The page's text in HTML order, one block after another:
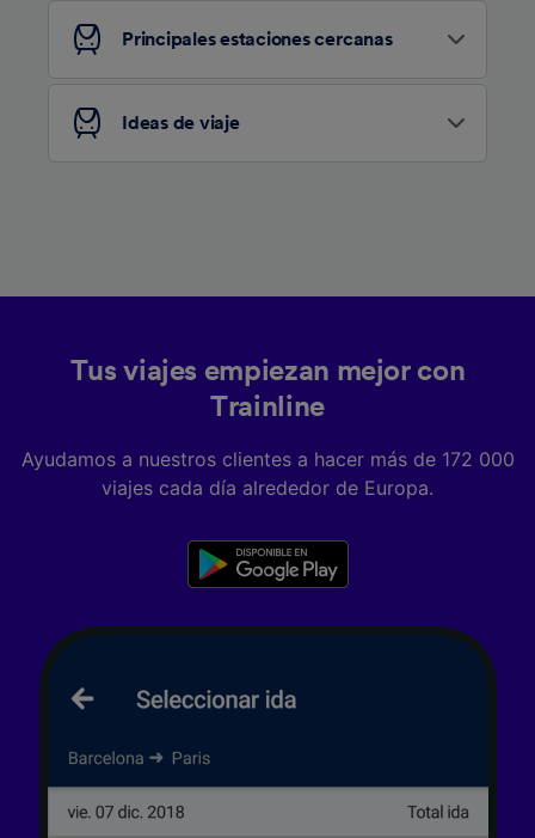
Principales estaciones cercanas
Ideas de viaje
Tus viajes empiezan mejor con
Trainline
Ayudamos a nuestros clientes a hacer más de 172 000
viajes cada día alrededor de Europa.